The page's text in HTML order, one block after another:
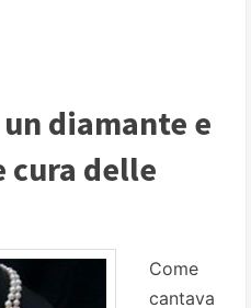
diamante e
cura delle
Come
cantava